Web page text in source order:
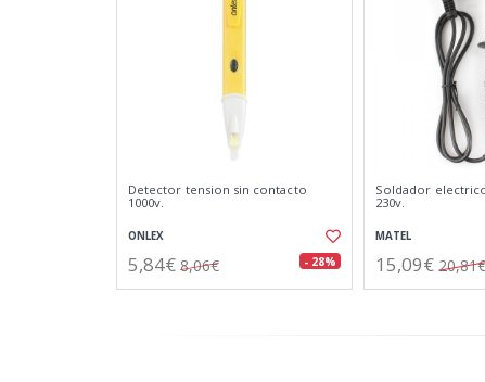
Detector tension sin contacto
1000v.
ONLEX
5,84€ 8,06€ - 28%
Soldador
230v.
MATEL
15,09€ 20,81€